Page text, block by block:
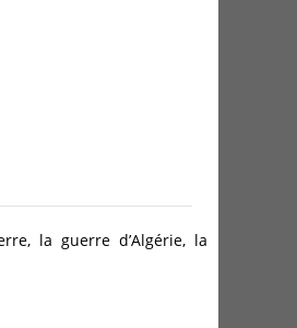
la guerre d’Algérie, la